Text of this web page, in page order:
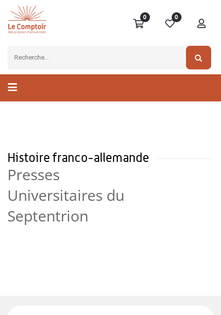
0 0
Histoire franco-allemande
Presses
Universitaires du
Septentrion